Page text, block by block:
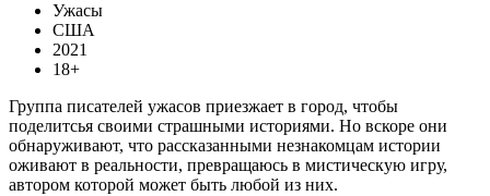
Ужасы
США
2021
18+
Группа писателей ужасов приезжает в город, чтобы
поделитсья своими страшными историями. Но вскоре они
обнаруживают, что рассказанными незнакомцам истории
оживают в реальности, превращаюсь в мистическую игру,
автором которой может быть любой из них.